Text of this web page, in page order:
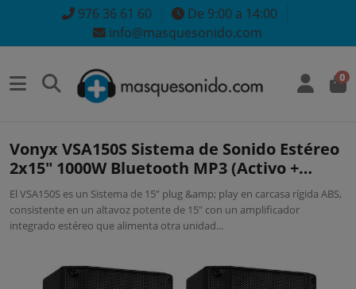
976 36 61 60
De 9:00 a 14:00
info@masquesonido.com
0
Vonyx VSA150S Sistema de Sonido Estéreo
2x15" 1000W Bluetooth MP3 (Activo +
Pasivo)
El VSA150S es un Sistema de 15” plug &amp; play en carcasa rígida ABS,
consistente en un altavoz potente de 15" con un amplificador
integrado estéreo que alimenta otra unidad...